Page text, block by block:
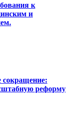
к
и
сокращение:
реформу